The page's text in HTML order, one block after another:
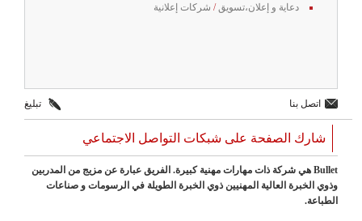
دعاية و إعلان،تسويق / شركات إعلانية
اتصل بنا تبليغ
شارك الصفحة على شبكات التواصل الاجتماعي
Bullet هي شركة ذات مهارات مهنية كبيرة. الفريق عبارة عن مزيج من المدربين
وذوي الخبرة العالية المهنيين ذوي الخبرة الطويلة في الرسومات و صناعات
الطباعة.